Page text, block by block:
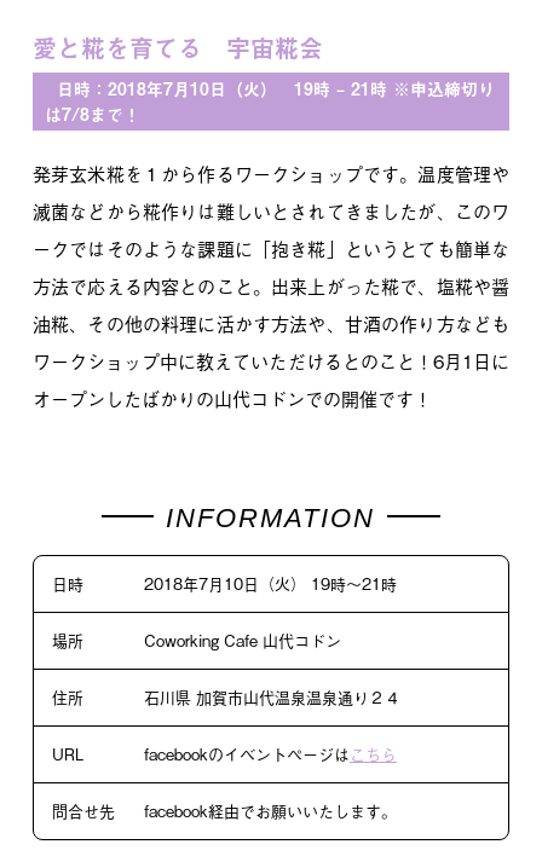
愛と糀を育てる 宇宙糀会
日時：2018年7月10日（火） 19時 – 21時 ※申込締切り
は7/8まで！
発芽玄米糀を１から作るワークショップです。温度管理や
滅菌などから糀作りは難しいとされてきましたが、このワ
ークではそのような課題に「抱き糀」というとても簡単な
方法で応える内容とのこと。出来上がった糀で、塩糀や醤
油糀、その他の料理に活かす方法や、甘酒の作り方なども
ワークショップ中に教えていただけるとのこと！6月1日に
オープンしたばかりの山代コドンでの開催です！
日時 2018年7月10日（火） 19時〜21時
場所 Coworking Cafe 山代コドン
住所 石川県 加賀市山代温泉温泉通り２４
URL facebookのイベントページはこちら
問合せ先 facebook経由でお願いいたします。